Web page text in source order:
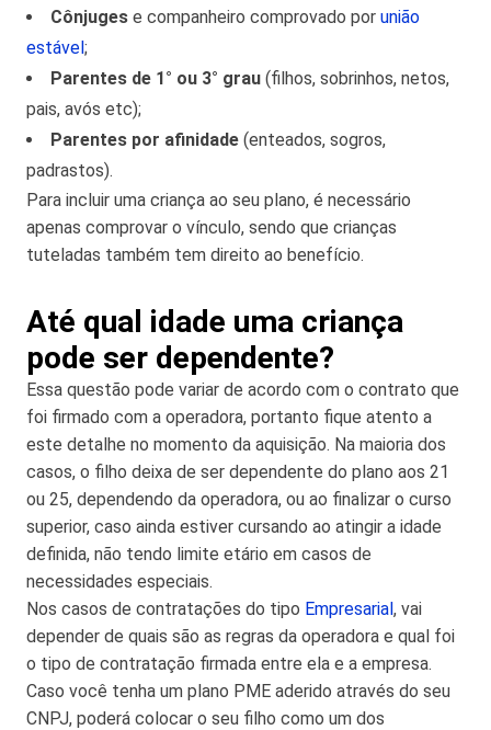
Cônjuges e companheiro comprovado por união
estável;
Parentes de 1° ou 3° grau (filhos, sobrinhos, netos,
pais, avós etc);
Parentes por afinidade (enteados, sogros,
padrastos).
Para incluir uma criança ao seu plano, é necessário
apenas comprovar o vínculo, sendo que crianças
tuteladas também tem direito ao benefício.
Até qual idade uma criança
pode ser dependente?
Essa questão pode variar de acordo com o contrato que
foi firmado com a operadora, portanto fique atento a
este detalhe no momento da aquisição. Na maioria dos
casos, o filho deixa de ser dependente do plano aos 21
ou 25, dependendo da operadora, ou ao finalizar o curso
superior, caso ainda estiver cursando ao atingir a idade
definida, não tendo limite etário em casos de
necessidades especiais.
Nos casos de contratações do tipo Empresarial, vai
depender de quais são as regras da operadora e qual foi
o tipo de contratação firmada entre ela e a empresa.
Caso você tenha um plano PME aderido através do seu
CNPJ, poderá colocar o seu filho como um dos